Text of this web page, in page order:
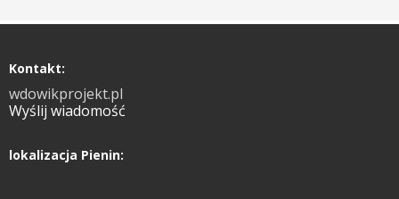
Kontakt:
wdowikprojekt.pl
Wyślij wiadomość
lokalizacja Pienin: